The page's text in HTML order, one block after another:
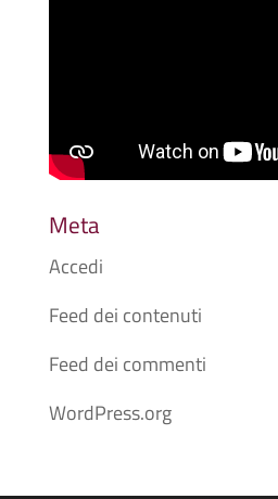
Meta
Accedi
Feed dei contenuti
Feed dei commenti
WordPress.org